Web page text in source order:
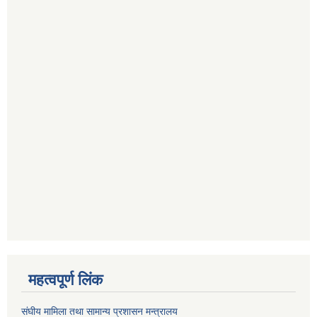
महत्वपूर्ण लिंक
संघीय मामिला तथा सामान्य प्रशासन मन्त्रालय